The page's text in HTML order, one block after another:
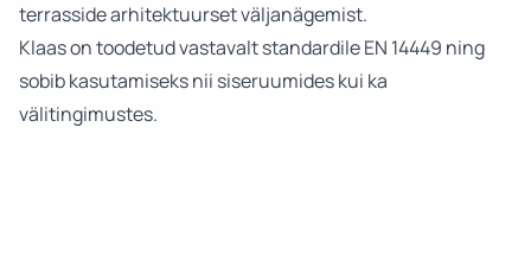
terrasside arhitektuurset väljanägemist.
Klaas on toodetud vastavalt standardile EN 14449 ning
sobib kasutamiseks nii siseruumides kui ka
välitingimustes.